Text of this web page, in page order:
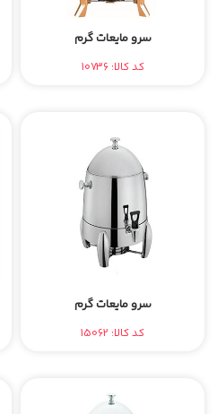
سرو مایعات گرم
کد کالا: 10736
سرو مایعات گرم
کد کالا: 15062